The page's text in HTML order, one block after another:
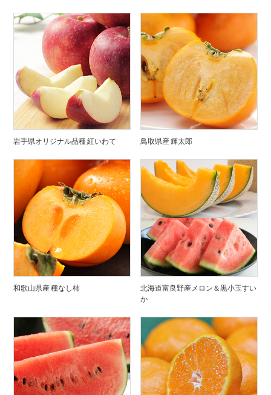
岩手県オリジナル品種 紅いわて 鳥取県産 輝太郎
和歌山県産 種なし柿
北海道富良野産メロン＆黒小玉すい
か